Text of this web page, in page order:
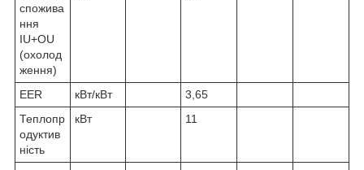
спожива
ння
IU+OU
(охолод
ження)
EER кВт/кВт
3,65
Теплопр
одуктив
ність
кВт 11